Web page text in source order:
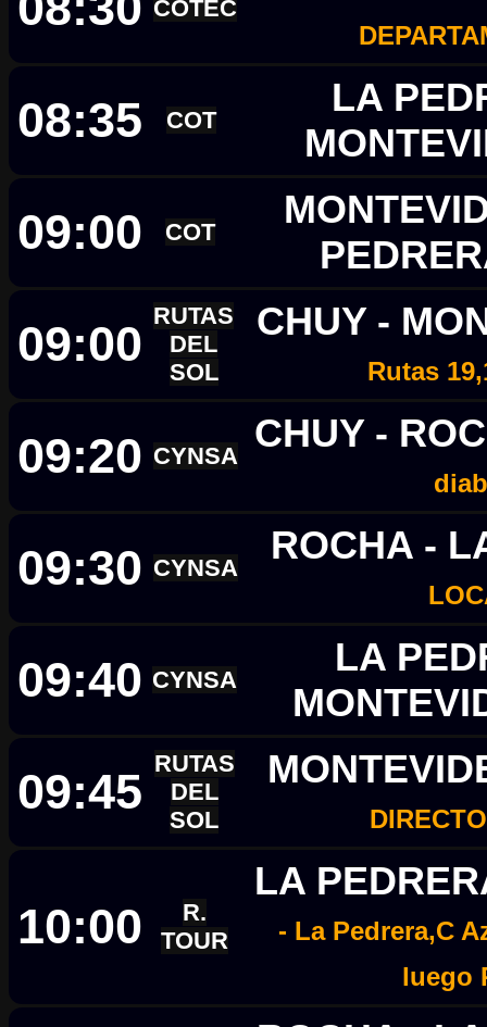
COTEC
08:35 COT
LA
09:00 COT
09:00
RUTAS
DEL
SOL
CHUY -
Rutas
09:20 CYNSA
CHUY -
09:30 CYNSA
ROCHA -
09:40 CYNSA
LA
09:45
RUTAS
DEL
SOL
10:00
R.
TOUR
LA
- La Pedrera,C
luego